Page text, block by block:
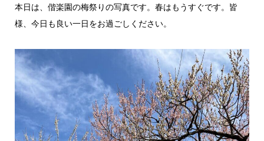
本日は、偕楽園の梅祭りの写真です。春はもうすぐです。皆
様、今日も良い一日をお過ごしください。